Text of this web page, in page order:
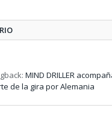
MIND DRILLER
de la gira por Alemania